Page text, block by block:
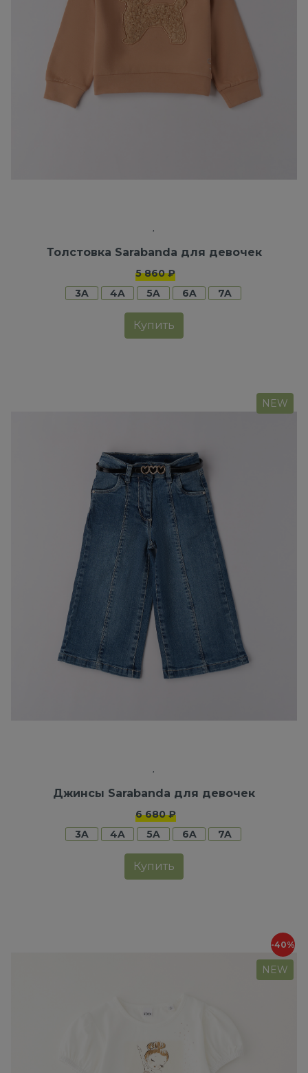
Толстовка Sarabanda для девочек
5 860 ₽
3A
4A 5A 6A 7A
Купить
NEW
Джинсы Sarabanda для девочек
6 680 ₽
3A
4A 5A 6A 7A
Купить
-40%
NEW